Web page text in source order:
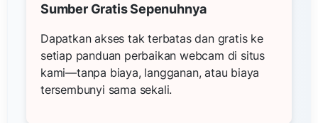
Sumber Gratis Sepenuhnya
Dapatkan akses tak terbatas dan gratis ke
setiap panduan perbaikan webcam di situs
kami—tanpa biaya, langganan, atau biaya
tersembunyi sama sekali.